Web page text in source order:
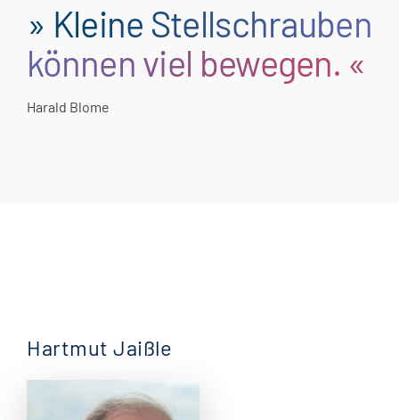
» Kleine Stellschrauben
können viel bewegen. «
Harald Blome
Hartmut Jaißle